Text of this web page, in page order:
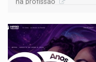
na profissão